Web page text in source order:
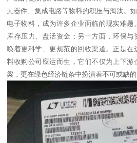
元器件、集成电路等物料的积压与淘汰。
电子物料，成为许多企业面临的现实难
库存压力、盘活资金；另一方面，环保
唤着更科学、更规范的回收渠道。正是在
料收购公司应运而生，它们不仅为上下游
梁，更在绿色经济链条中扮演着不可或缺的